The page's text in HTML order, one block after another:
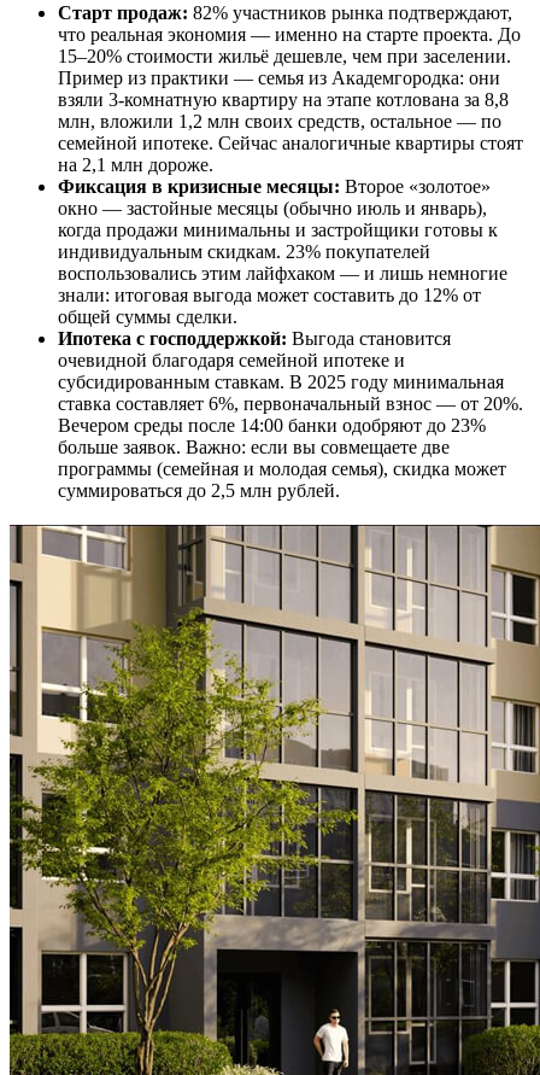
Старт продаж: 82% участников рынка подтверждают,
что реальная экономия — именно на старте проекта. До
15–20% стоимости жильё дешевле, чем при заселении.
Пример из практики — семья из Академгородка: они
взяли 3-комнатную квартиру на этапе котлована за 8,8
млн, вложили 1,2 млн своих средств, остальное — по
семейной ипотеке. Сейчас аналогичные квартиры стоят
на 2,1 млн дороже.
Фиксация в кризисные месяцы: Второе «золотое»
окно — застойные месяцы (обычно июль и январь),
когда продажи минимальны и застройщики готовы к
индивидуальным скидкам. 23% покупателей
воспользовались этим лайфхаком — и лишь немногие
знали: итоговая выгода может составить до 12% от
общей суммы сделки.
Ипотека с господдержкой: Выгода становится
очевидной благодаря семейной ипотеке и
субсидированным ставкам. В 2025 году минимальная
ставка составляет 6%, первоначальный взнос — от 20%.
Вечером среды после 14:00 банки одобряют до 23%
больше заявок. Важно: если вы совмещаете две
программы (семейная и молодая семья), скидка может
суммироваться до 2,5 млн рублей.